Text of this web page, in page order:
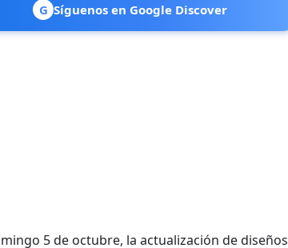
G Síguenos en Google Discover
5 de octubre, la actualización de diseños